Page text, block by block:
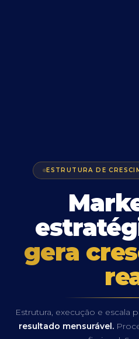
ESTRUTURA DE
gera
Estrutura, execução e escala
resultado mensurável.